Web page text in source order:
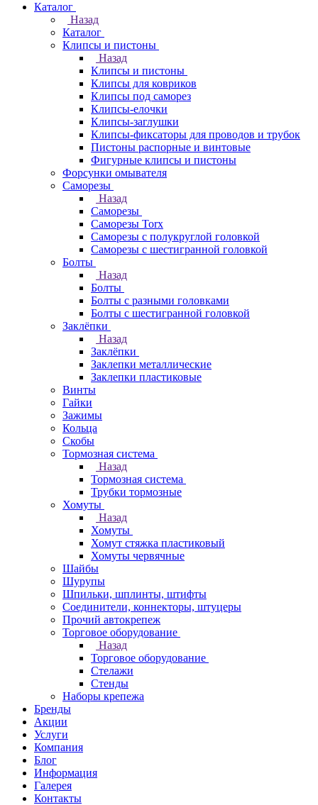
Каталог
Назад
Каталог
Клипсы и пистоны
Назад
Клипсы и пистоны
Клипсы для ковриков
Клипсы под саморез
Клипсы-елочки
Клипсы-заглушки
Клипсы-фиксаторы для проводов и трубок
Пистоны распорные и винтовые
Фигурные клипсы и пистоны
Форсунки омывателя
Саморезы
Назад
Саморезы
Саморезы Torx
Саморезы с полукруглой головкой
Саморезы с шестигранной головкой
Болты
Назад
Болты
Болты с разными головками
Болты с шестигранной головкой
Заклёпки
Назад
Заклёпки
Заклепки металлические
Заклепки пластиковые
Винты
Гайки
Зажимы
Кольца
Скобы
Тормозная система
Назад
Тормозная система
Трубки тормозные
Хомуты
Назад
Хомуты
Хомут стяжка пластиковый
Хомуты червячные
Шайбы
Шурупы
Шпильки, шплинты, штифты
Соединители, коннекторы, штуцеры
Прочий автокрепеж
Торговое оборудование
Назад
Торговое оборудование
Стелажи
Стенды
Наборы крепежа
Бренды
Акции
Услуги
Компания
Блог
Информация
Галерея
Контакты